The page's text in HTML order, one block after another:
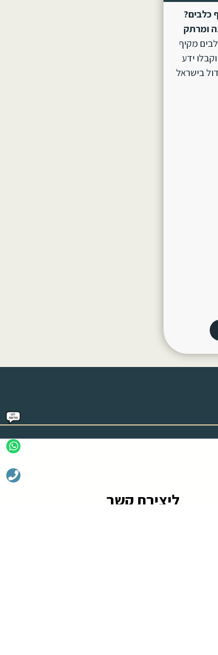
כלבים?
ומרתק
מקיף
וקבלו ידע
בישראל
ליצירת קשר